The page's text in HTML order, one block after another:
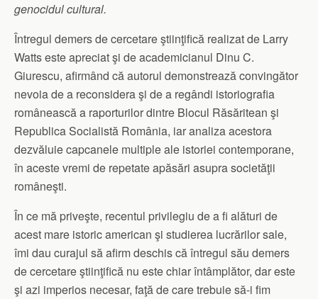
genocidul cultural.
Întregul demers de cercetare ştiinţifică realizat de Larry
Watts este apreciat şi de academicianul Dinu C.
Giurescu, afirmând că autorul demonstrează convingător
nevoia de a reconsidera şi de a regândi istoriografia
românească a raporturilor dintre Blocul Răsăritean şi
Republica Socialistă România, iar analiza acestora
dezvăluie capcanele multiple ale istoriei contemporane,
în aceste vremi de repetate apăsări asupra societăţii
româneşti.
În ce mă priveşte, recentul privilegiu de a fi alături de
acest mare istoric american şi studierea lucrărilor sale,
îmi dau curajul să afirm deschis că întregul său demers
de cercetare ştiinţifică nu este chiar întâmplător, dar este
şi azi imperios necesar, faţă de care trebuie să-i fim